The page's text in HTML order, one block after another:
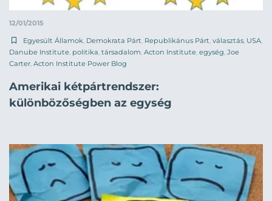
12/01/2015
Egyesült Államok Demokrata Párt Republikánus Párt választás USA
Danube Institute politika társadalom Acton Institute egység Joe
Carter Acton Institute Power Blog
Amerikai kétpártrendszer:
különbözőségben az egység